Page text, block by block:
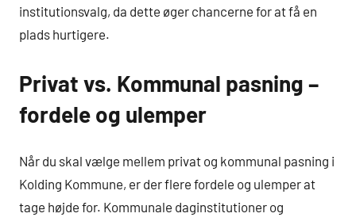
institutionsvalg, da dette øger chancerne for at få en
plads hurtigere.
Privat vs. Kommunal pasning –
fordele og ulemper
Når du skal vælge mellem privat og kommunal pasning i
Kolding Kommune, er der flere fordele og ulemper at
tage højde for. Kommunale daginstitutioner og